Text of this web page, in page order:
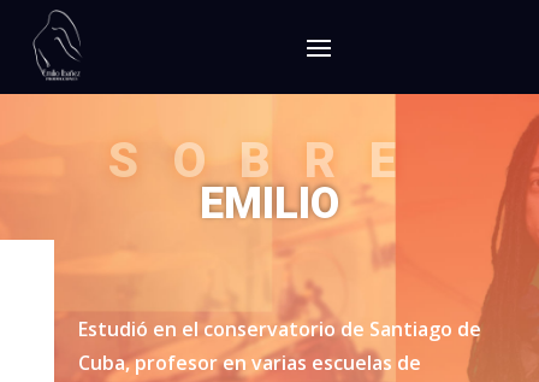
SOBRE
EMILIO
Estudió en el conservatorio de Santiago de
Cuba, profesor en varias escuelas de